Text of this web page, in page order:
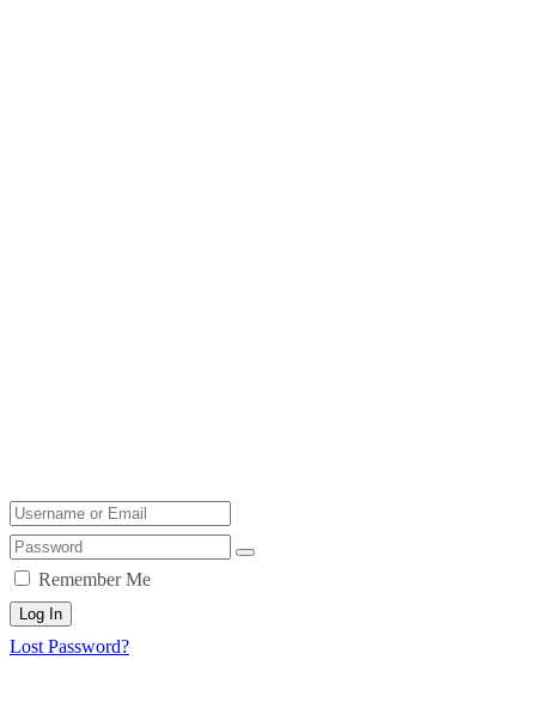
Remember Me
Log In
Lost Password?